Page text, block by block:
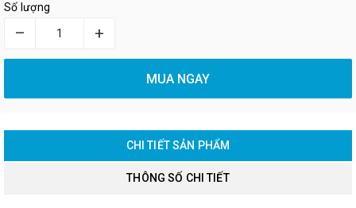
Số lượng
– +
MUA NGAY
CHI TIẾT SẢN PHẨM
THÔNG SỐ CHI TIẾT